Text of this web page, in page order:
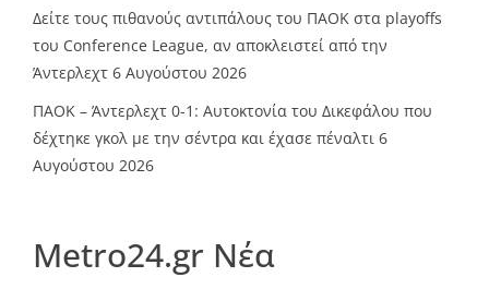
Δείτε τους πιθανούς αντιπάλους του ΠΑΟΚ στα playoffs
του Conference League, αν αποκλειστεί από την
Άντερλεχτ 6 Αυγούστου 2026
ΠΑΟΚ – Άντερλεχτ 0-1: Αυτοκτονία του Δικεφάλου που
δέχτηκε γκολ με την σέντρα και έχασε πέναλτι 6
Αυγούστου 2026
Metro24.gr Νέα